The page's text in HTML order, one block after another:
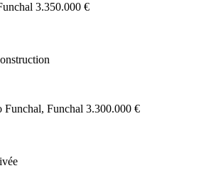
3.350.000 €
Funchal, Funchal 3.300.000 €